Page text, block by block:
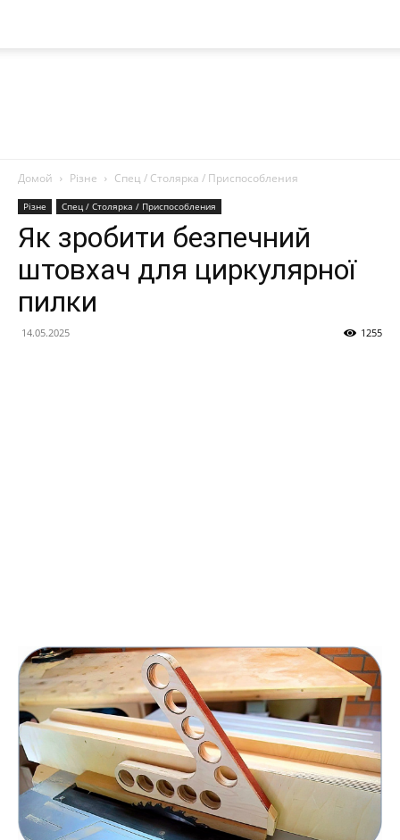
Nanoplast
Домой Різне Спец / Столярка / Приспособления
Різне Спец / Столярка / Приспособления
Як зробити безпечний
штовхач для циркулярної
пилки
14.05.2025 1255